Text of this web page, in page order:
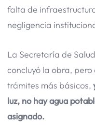
falta de
negligencia
La Secretaría de
concluyó la obra,
trámites más básicos,
luz, no hay agua
asignado.